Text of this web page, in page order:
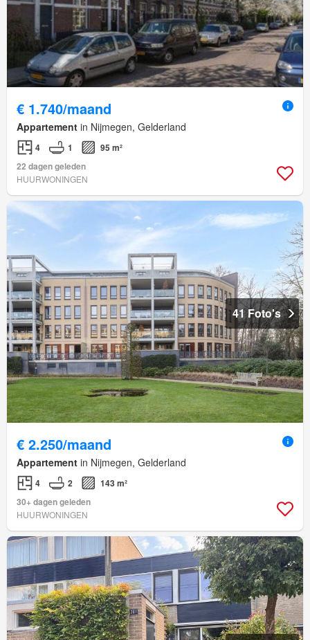
€ 1.740/maand
Appartement in Nijmegen, Gelderland
4 1
95 m²
22 dagen geleden
HUURWONINGEN
41 Foto's
€ 2.250/maand
Appartement in Nijmegen, Gelderland
4 2
143 m²
30+ dagen geleden
HUURWONINGEN